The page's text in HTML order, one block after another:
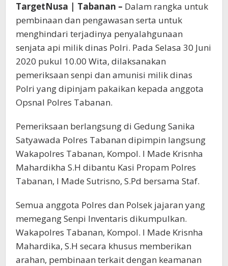
TargetNusa | Tabanan – Dalam rangka untuk
pembinaan dan pengawasan serta untuk
menghindari terjadinya penyalahgunaan
senjata api milik dinas Polri. Pada Selasa 30 Juni
2020 pukul 10.00 Wita, dilaksanakan
pemeriksaan senpi dan amunisi milik dinas
Polri yang dipinjam pakaikan kepada anggota
Opsnal Polres Tabanan.
Pemeriksaan berlangsung di Gedung Sanika
Satyawada Polres Tabanan dipimpin langsung
Wakapolres Tabanan, Kompol. I Made Krisnha
Mahardikha S.H dibantu Kasi Propam Polres
Tabanan, I Made Sutrisno, S.Pd bersama Staf.
Semua anggota Polres dan Polsek jajaran yang
memegang Senpi Inventaris dikumpulkan.
Wakapolres Tabanan, Kompol. I Made Krisnha
Mahardika, S.H secara khusus memberikan
arahan, pembinaan terkait dengan keamanan